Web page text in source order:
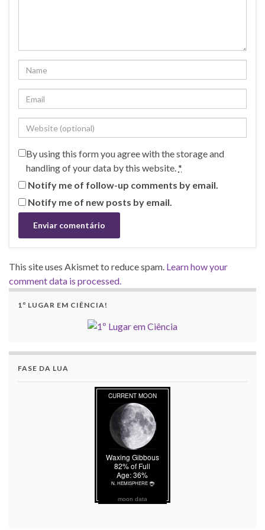
By using this form you agree with the storage and
handling of your data by this website.*
Notify me of follow-up comments by email.
Notify me of new posts by email.
This site uses Akismet to reduce spam. Learn how your
comment data is processed.
1º LUGAR EM CIÊNCIA!
FASE DA LUA
moon data